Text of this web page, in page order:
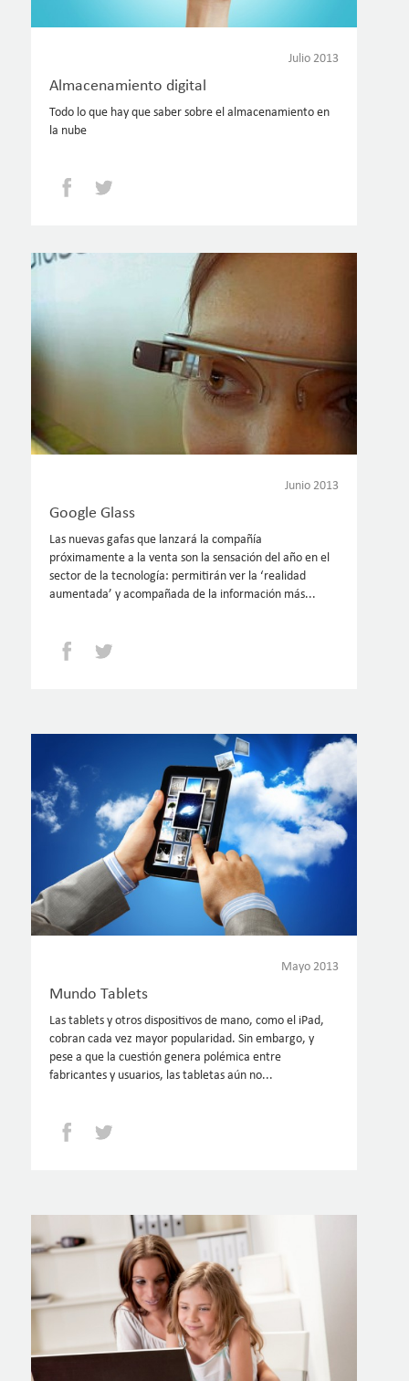
Julio 2013
Almacenamiento digital
Todo lo que hay que saber sobre el almacenamiento en
la nube
Facebook
Junio 2013
Google Glass
Las nuevas gafas que lanzará la compañía
próximamente a la venta son la sensación del año en el
sector de la tecnología: permitirán ver la ‘realidad
aumentada’ y acompañada de la información más...
Facebook
Mayo 2013
Mundo Tablets
Las tablets y otros dispositivos de mano, como el iPad,
cobran cada vez mayor popularidad. Sin embargo, y
pese a que la cuestión genera polémica entre
fabricantes y usuarios, las tabletas aún no...
Facebook